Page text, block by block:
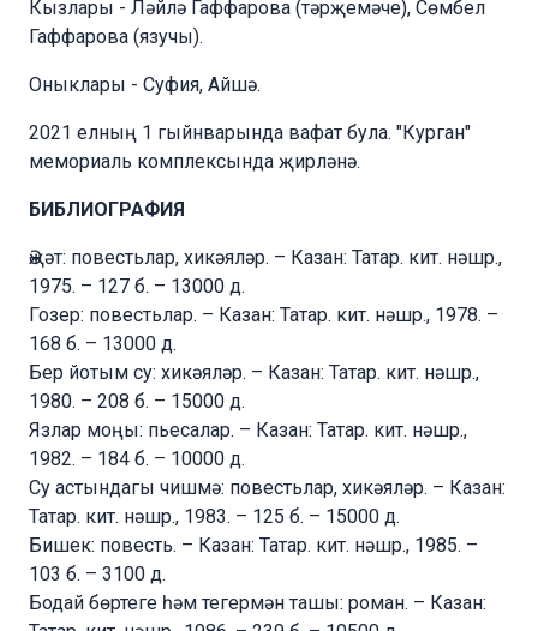
Кызлары - Ләйлә Гаффарова (тәрҗемәче), Сөмбел
Гаффарова (язучы).
Оныклары - Суфия, Айшә.
2021 елның 1 гыйнварында вафат була. "Курган"
мемориаль комплексында җирләнә.
БИБЛИОГРАФИЯ
Әҗәт: повестьлар, хикәяләр. – Казан: Татар. кит. нәшр.,
1975. – 127 б. – 13000 д.
Гозер: повестьлар. – Казан: Татар. кит. нәшр., 1978. –
168 б. – 13000 д.
Бер йотым су: хикәяләр. – Казан: Татар. кит. нәшр.,
1980. – 208 б. – 15000 д.
Язлар моңы: пьесалар. – Казан: Татар. кит. нәшр.,
1982. – 184 б. – 10000 д.
Су астындагы чишмә: повестьлар, хикәяләр. – Казан:
Татар. кит. нәшр., 1983. – 125 б. – 15000 д.
Бишек: повесть. – Казан: Татар. кит. нәшр., 1985. –
103 б. – 3100 д.
Бодай бөртеге һәм тегермән ташы: роман. – Казан: